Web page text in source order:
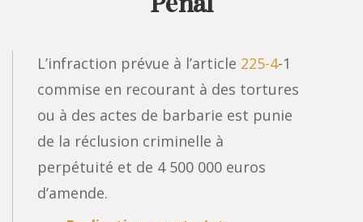
L’infraction prévue à l’article 225-4-1
commise en recourant à des tortures
ou à des actes de barbarie est punie
de la réclusion criminelle à
perpétuité et de 4 500 000 euros
d’amende.